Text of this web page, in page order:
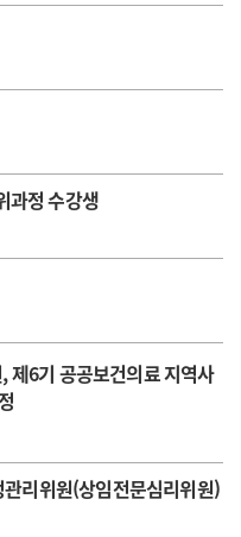
과정 수강생
제6기 공공보건의료 지역사
리위원(상임전문심리위원)